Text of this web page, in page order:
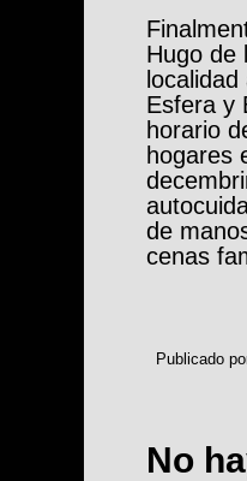
Hugo de
Esfera y
horario
hogares
de
cenas
Publicado
No